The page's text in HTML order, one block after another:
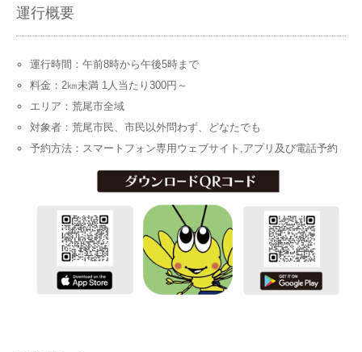
運行概要
運行時間：午前8時から午後5時まで
料金：2㎞未満 1人当たり300円～
エリア：荒尾市全域
対象者：荒尾市民、市民以外問わず、どなたでも
予約方法：スマートフォン専用ウェブサイト,アプリ及び電話予約